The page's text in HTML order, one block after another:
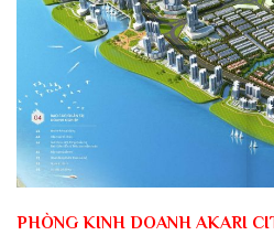
PHÒNG KINH DOANH AKARI